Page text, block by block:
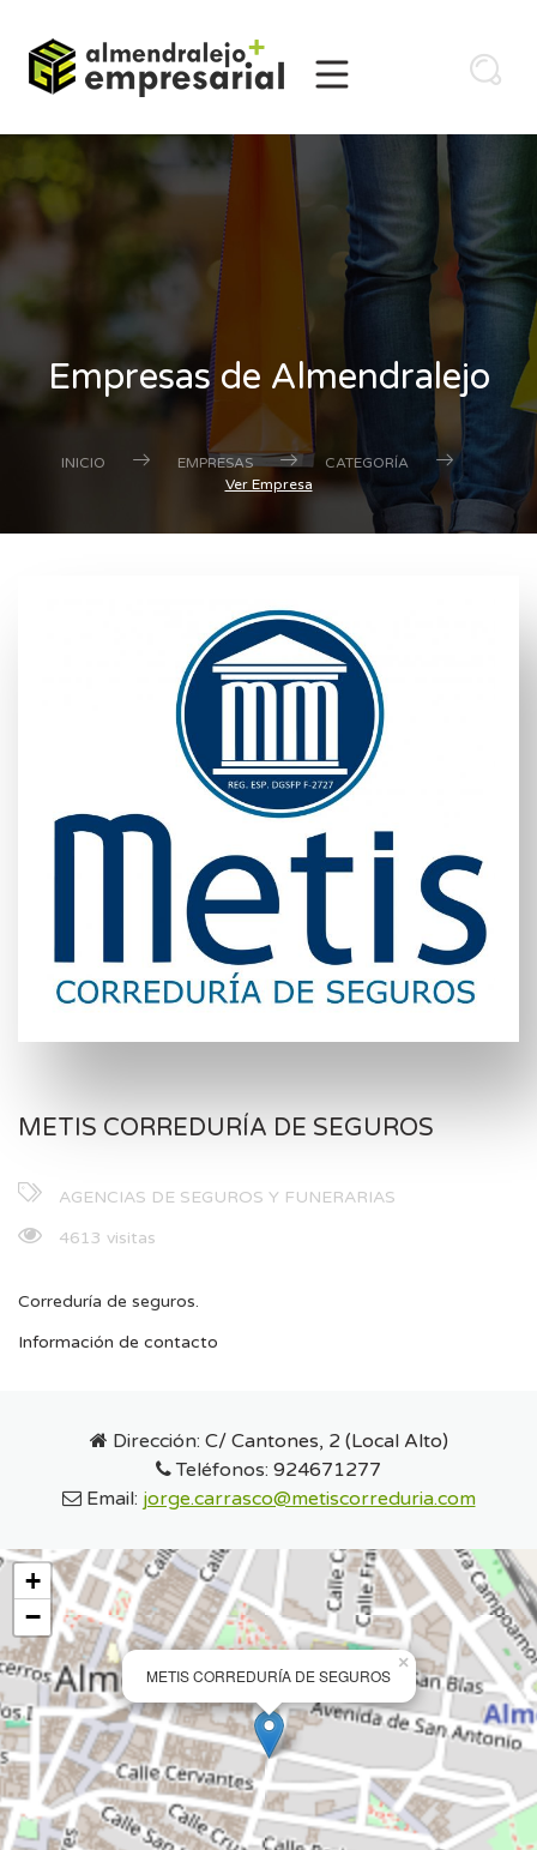
Empresas de Almendralejo
INICIO EMPRESAS
CATEGORÍA
Ver Empresa
METIS CORREDURÍA DE SEGUROS
AGENCIAS DE SEGUROS Y FUNERARIAS
4613 visitas
Correduría de seguros.
Información de contacto
Dirección: C/ Cantones, 2 (Local Alto)
Teléfonos: 924671277
Email: jorge.carrasco@metiscorreduria.com
METIS CORREDURÍA DE SEGUROS
×
+
−